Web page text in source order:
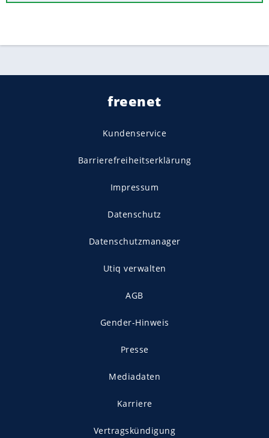
freenet
Kundenservice
Barrierefreiheitserklärung
Impressum
Datenschutz
Datenschutzmanager
Utiq verwalten
AGB
Gender-Hinweis
Presse
Mediadaten
Karriere
Vertragskündigung